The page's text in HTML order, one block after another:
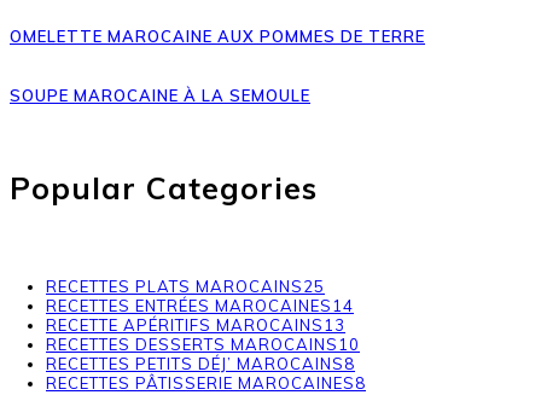
OMELETTE MAROCAINE AUX POMMES DE TERRE
SOUPE MAROCAINE À LA SEMOULE
Popular Categories
RECETTES PLATS MAROCAINS25
RECETTES ENTRÉES MAROCAINES14
RECETTE APÉRITIFS MAROCAINS13
RECETTES DESSERTS MAROCAINS10
RECETTES PETITS DÉJ’ MAROCAINS8
RECETTES PÂTISSERIE MAROCAINES8